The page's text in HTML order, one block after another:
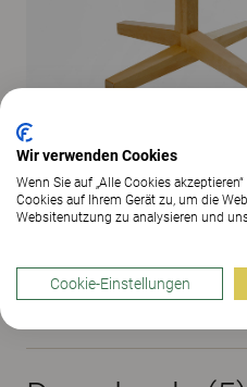
Materialien
Wir verwenden Cookies
Wenn Sie auf „Alle Cookies
Cookies auf Ihrem Gerät zu, um die
Websitenutzung zu analysieren und
Cookie-Einstellungen